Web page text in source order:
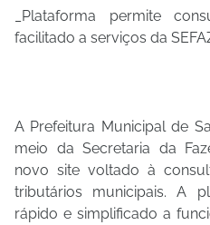
_Plataforma permite
facilitado a serviços da
A Prefeitura Municipal de
meio da Secretaria da
novo site voltado à
tributários municipais. A
rápido e simplificado a